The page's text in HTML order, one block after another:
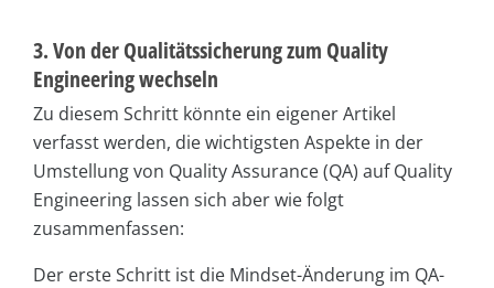
3. Von der Qualitätssicherung zum Quality
Engineering wechseln
Zu diesem Schritt könnte ein eigener Artikel
verfasst werden, die wichtigsten Aspekte in der
Umstellung von Quality Assurance (QA) auf Quality
Engineering lassen sich aber wie folgt
zusammenfassen:
Der erste Schritt ist die Mindset-Änderung im QA-